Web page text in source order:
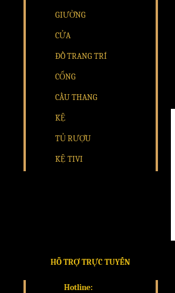
GIƯỜNG
CỬA
ĐỒ TRANG TRÍ
CỔNG
CẦU THANG
KỆ
TỦ RƯỢU
KỆ TIVI
HỖ TRỢ TRỰC TUYẾN
Hotline: